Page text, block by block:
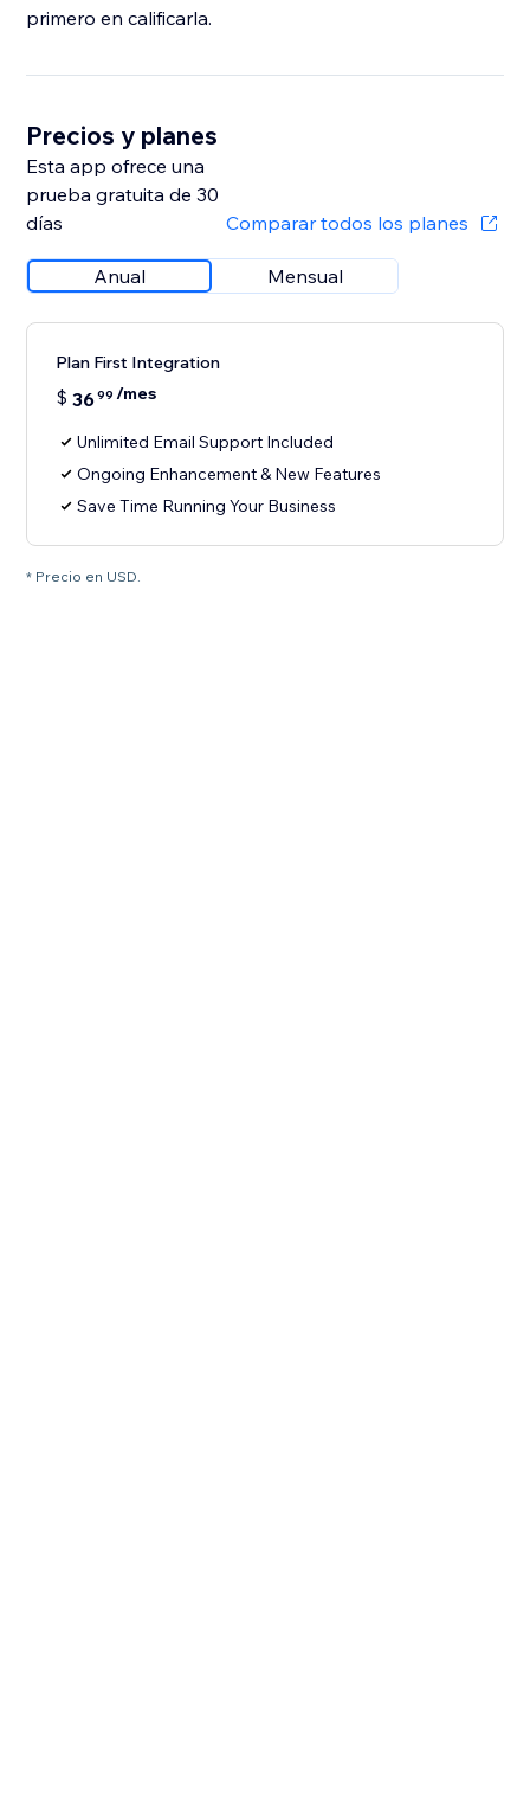
primero en calificarla.
Precios y planes
Esta app ofrece una
prueba gratuita de 30
días
Comparar todos los planes
Anual Mensual
Plan First Integration
$ 3699 /mes
Unlimited Email Support Included
Ongoing Enhancement & New Features
Save Time Running Your Business
* Precio en USD.